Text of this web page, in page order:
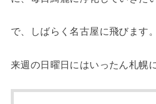
で、しばらく名古屋に飛びます。
来週の日曜日にはいったん札幌